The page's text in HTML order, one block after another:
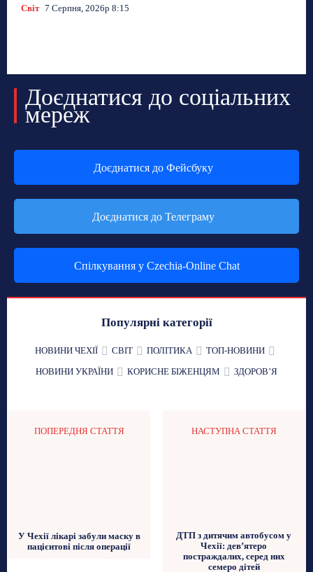
Світ 7 Серпня, 2026р 8:15
Доєднатися до соціальних
мереж
Доєднатися до Фейсбуку
Доєднатися до Телеграму
Спілкування у Czechia-Online Chat
Популярні категорії
НОВИНИ ЧЕХІЇ СВІТ ПОЛІТИКА
ТОП-НОВИНИ
НОВИНИ УКРАЇНИ
КОРИСНЕ БІЖЕНЦЯМ ЗДОРОВʼЯ
ПОПЕРЕДНЯ СТАТТЯ
У Чехії лікарі забули маску в
пацієнтові після операції
НАСТУПНА СТАТТЯ
ДТП з дитячим автобусом у
Чехії: дев’ятеро
постраждалих, серед них
семеро дітей